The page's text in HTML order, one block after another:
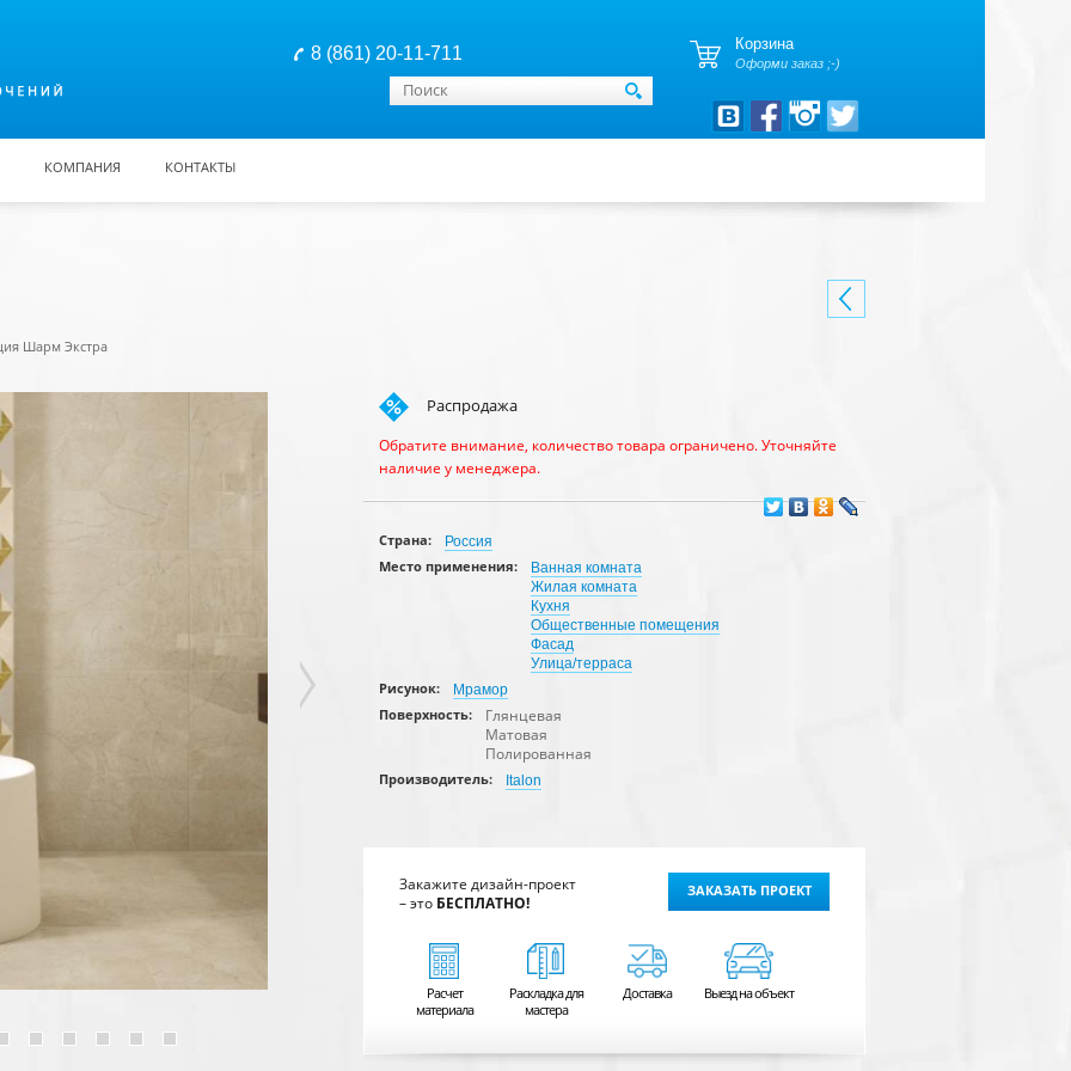
8 (861) 20-11-711 Корзина
Оформи заказ ;-)
Форма поиска
Поиск
КОМПАНИЯ КОНТАКТЫ
Шарм Экстра
Распродажа
Обратите внимание, количество товара ограничено. Уточняйте
наличие у менеджера.
Страна:
Россия
Место применения:
Ванная комната
Жилая комната
Кухня
Общественные помещения
Фасад
Улица/терраса
Рисунок:
Мрамор
Поверхность:
Глянцевая
Матовая
Полированная
Производитель: Italon
Закажите дизайн-проект
– это БЕСПЛАТНО!
ЗАКАЗАТЬ ПРОЕКТ
Расчет
материала
Раскладка для
мастера
Доставка Выезд на объект